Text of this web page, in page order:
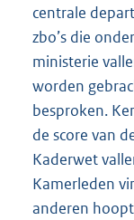
centrale
zbo’s die
ministerie
worden
besproken.
de score van
Kaderwet
Kamerleden
anderen